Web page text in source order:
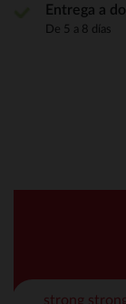
Entrega a
De 5 a 8 días
strong